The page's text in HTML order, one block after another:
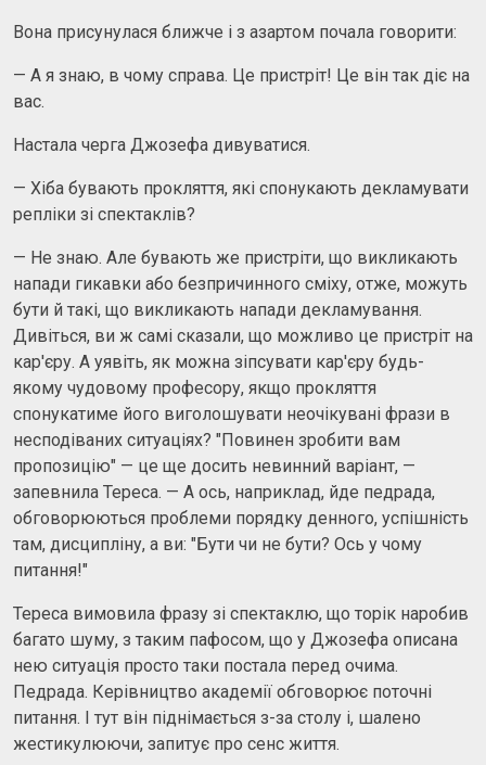
Вона присунулася ближче і з азартом почала говорити:
— А я знаю, в чому справа. Це пристріт! Це він так діє на
вас.
Настала черга Джозефа дивуватися.
— Хіба бувають прокляття, які спонукають декламувати
репліки зі спектаклів?
— Не знаю. Але бувають же пристріти, що викликають
напади гикавки або безпричинного сміху, отже, можуть
бути й такі, що викликають напади декламування.
Дивіться, ви ж самі сказали, що можливо це пристріт на
кар'єру. А уявіть, як можна зіпсувати кар'єру будь-
якому чудовому професору, якщо прокляття
спонукатиме його виголошувати неочікувані фрази в
несподіваних ситуаціях? "Повинен зробити вам
пропозицію" — це ще досить невинний варіант, —
запевнила Тереса. — А ось, наприклад, йде педрада,
обговорюються проблеми порядку денного, успішність
там, дисципліну, а ви: "Бути чи не бути? Ось у чому
питання!"
Тереса вимовила фразу зі спектаклю, що торік наробив
багато шуму, з таким пафосом, що у Джозефа описана
нею ситуація просто таки постала перед очима.
Педрада. Керівництво академії обговорює поточні
питання. І тут він піднімається з-за столу і, шалено
жестикулюючи, запитує про сенс життя.